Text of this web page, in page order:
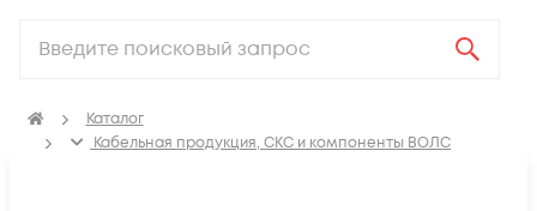
Каталог
Кабельная продукция, СКС и компоненты ВОЛС